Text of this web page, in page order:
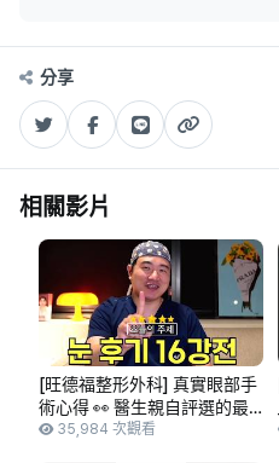
分享
相關影片
[旺德福整形外科] 真實眼部手
術心得 👀 醫生親自評選的最
美雙眼揭曉！
35,984 次觀看